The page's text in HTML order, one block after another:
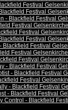
Festival
Festival
- Blackfield Festival
Festival
Festival
Festival
Blackfield Festival
Festival
Festival
- Blackfield Festival
- Blackfield Festival
Festival
- Blackfield Festival
- Blackfield Festival
Control - Blackfield